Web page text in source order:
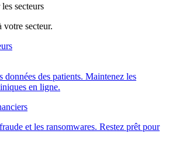
secteurs
votre secteur.
données des patients. Maintenez les
en ligne.
et les ransomwares. Restez prêt pour